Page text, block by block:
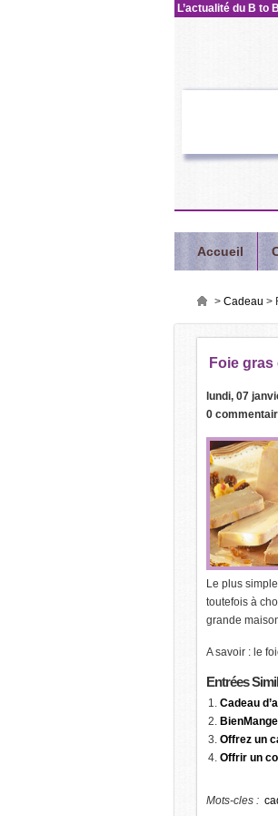
L’actualité du B to
Accueil
> Cadeau >
Foie gras
lundi, 07
0
Le plus
toutefois à
grande
A savoir : le
Entrées
Cadeau
Offrez un
Offrir un
Mots-cles :